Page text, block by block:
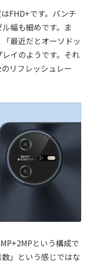
FHD+です。パンチ
幅も細めです。ま
最近だとオーソドッ
イのようです。それ
リフレッシュレー
という構成で
」という感じではな